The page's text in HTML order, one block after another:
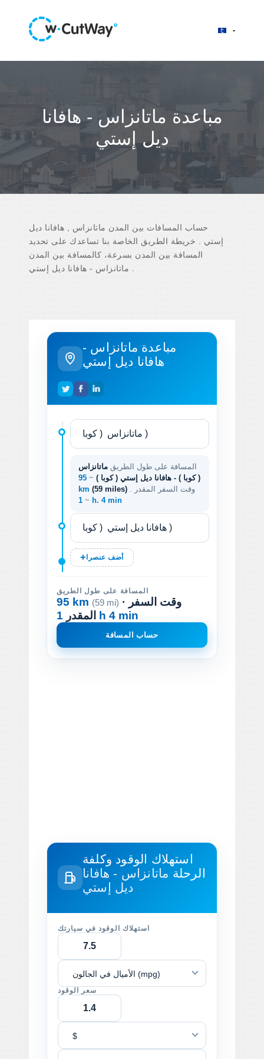
مباعدة ماتانزاس - هافانا
ديل إستي
حساب المسافات بين المدن ماتانزاس , هافانا ديل
إستي . خريطة الطريق الخاصة بنا تساعدك على تحديد
المسافة بين المدن بسرعة، كالمسافة بين المدن
مباعدة ماتانزاس -
هافانا ديل إستي
المسافة على طول الطريق ماتانزاس
( كوبا ) - هافانا ديل إستي ( كوبا ) ~
95
km (59 miles)
~ 1 h. 4 min
أضف عنصرا
المسافة على طول الطريق
95 km (59 mi) · وقت السفر
المقدر 1 h 4 min
حساب المسافة
استهلاك الوقود وكلفة
الرحلة ماتانزاس - هافانا
ديل إستي
استهلاك الوقود في سيارتك
الأميال في الجالون (mpg)
سعر الوقود
$